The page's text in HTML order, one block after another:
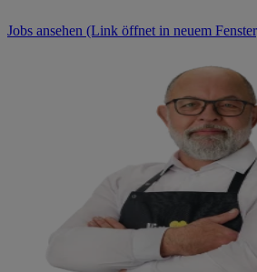
Jobs ansehen (Link öffnet in neuem